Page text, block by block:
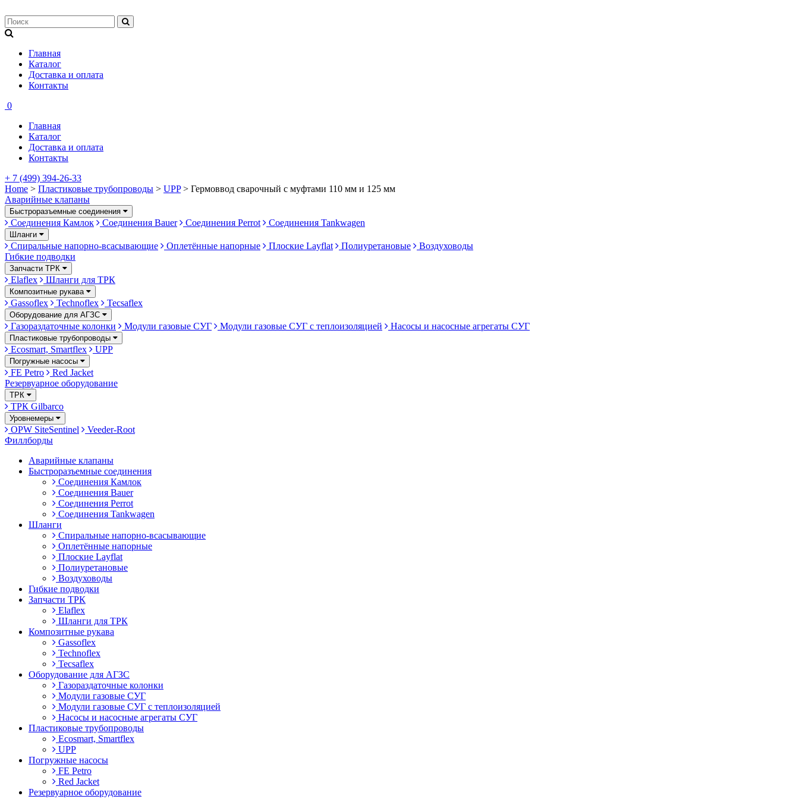
Главная
Каталог
Доставка и оплата
Контакты
0
Главная
Каталог
Доставка и оплата
Контакты
+ 7 (499) 394-26-33
Home > Пластиковые трубопроводы > UPP> Гермоввод сварочный с муфтами 110 мм и 125 мм
Аварийные клапаны
Быстроразъемные соединения
Соединения Камлок Соединения Bauer Соединения Perrot Соединения Tankwagen
Шланги
Спиральные напорно-всасывающие Оплетённые напорные Плоские Layflat Полиуретановые
Воздуховоды
Гибкие подводки
Запчасти ТРК
Elaflex Шланги для ТРК
Композитные рукава
Gassoflex Technoflex Tecsaflex
Оборудование для АГЗС
Газораздаточные колонки Модули газовые СУГ Модули газовые СУГ с теплоизоляцией Насосы и насосные агрегаты СУГ
Пластиковые трубопроводы
Ecosmart, Smartflex UPP
Погружные насосы
FE Petro
Red Jacket
Резервуарное оборудование
ТРК
ТРК Gilbarco
Уровнемеры
OPW SiteSentinel
Veeder-Root
Филлборды
Аварийные клапаны
Быстроразъемные соединения
Соединения Камлок
Соединения Bauer
Соединения Perrot
Соединения Tankwagen
Шланги
Спиральные напорно-всасывающие
Оплетённые напорные
Плоские Layflat
Полиуретановые
Воздуховоды
Гибкие подводки
Запчасти ТРК
Elaflex
Шланги для ТРК
Композитные рукава
Gassoflex
Technoflex
Tecsaflex
Оборудование для АГЗС
Газораздаточные колонки
Модули газовые СУГ
Модули газовые СУГ с теплоизоляцией
Насосы и насосные агрегаты СУГ
Пластиковые трубопроводы
Ecosmart, Smartflex
UPP
Погружные насосы
FE Petro
Red Jacket
Резервуарное оборудование